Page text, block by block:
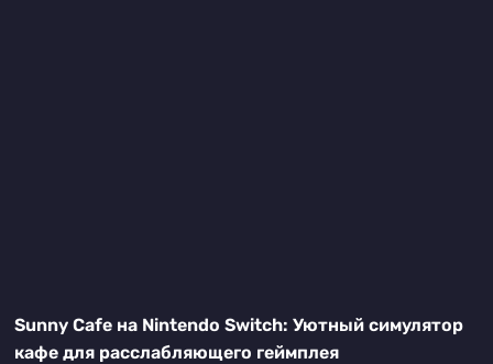
Sunny Cafe на Nintendo Switch: Уютный симулятор
кафе для расслабляющего геймплея